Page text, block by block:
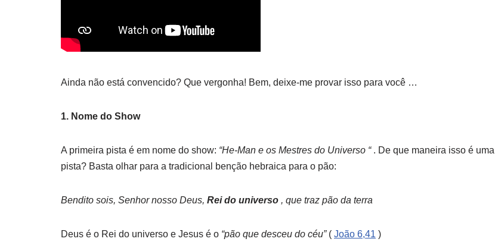
Ainda não está convencido? Que vergonha! Bem, deixe-me provar isso para você …
1. Nome do Show
A primeira pista é em nome do show: “He-Man e os Mestres do Universo “. De que maneira isso é uma
pista? Basta olhar para a tradicional benção hebraica para o pão:
Bendito sois, Senhor nosso Deus, Rei do universo , que traz pão da terra
Deus é o Rei do universo e Jesus é o “pão que desceu do céu”( João 6,41 )